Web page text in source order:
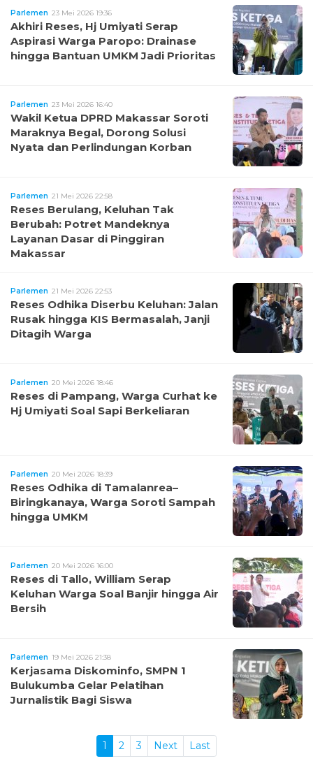
Parlemen 23 Mei 2026 19:36
Akhiri Reses, Hj Umiyati Serap
Aspirasi Warga Paropo: Drainase
hingga Bantuan UMKM Jadi Prioritas
Parlemen 23 Mei 2026 16:40
Wakil Ketua DPRD Makassar Soroti
Maraknya Begal, Dorong Solusi
Nyata dan Perlindungan Korban
Parlemen 21 Mei 2026 22:58
Reses Berulang, Keluhan Tak
Berubah: Potret Mandeknya
Layanan Dasar di Pinggiran
Makassar
Parlemen 21 Mei 2026 22:53
Reses Odhika Diserbu Keluhan: Jalan
Rusak hingga KIS Bermasalah, Janji
Ditagih Warga
Parlemen 20 Mei 2026 18:46
Reses di Pampang, Warga Curhat ke
Hj Umiyati Soal Sapi Berkeliaran
Parlemen 20 Mei 2026 18:39
Reses Odhika di Tamalanrea–
Biringkanaya, Warga Soroti Sampah
hingga UMKM
Parlemen 20 Mei 2026 16:00
Reses di Tallo, William Serap
Keluhan Warga Soal Banjir hingga Air
Bersih
Parlemen 19 Mei 2026 21:38
Kerjasama Diskominfo, SMPN 1
Bulukumba Gelar Pelatihan
Jurnalistik Bagi Siswa
1 2 3 Next Last